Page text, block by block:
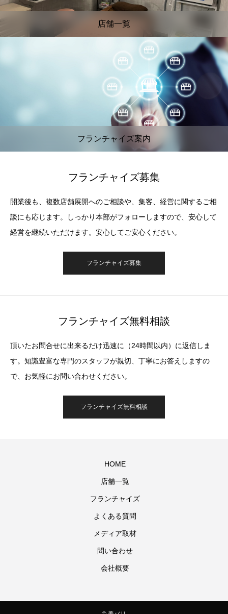
店舗一覧
フランチャイズ案内
フランチャイズ募集
開業後も、複数店舗展開へのご相談や、集客、経営に関するご相
談にも応じます。しっかり本部がフォローしますので、安心して
経営を継続いただけます。安心してご安心ください。
フランチャイズ募集
フランチャイズ無料相談
頂いたお問合せに出来るだけ迅速に（24時間以内）に返信しま
す。知識豊富な専門のスタッフが親切、丁寧にお答えしますの
で、お気軽にお問い合わせください。
フランチャイズ無料相談
HOME
店舗一覧
フランチャイズ
よくある質問
メディア取材
問い合わせ
会社概要